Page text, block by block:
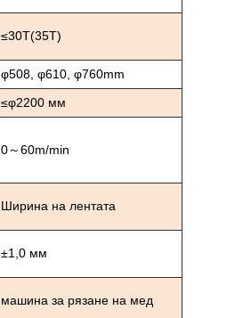
≤30T(35T)
φ508, φ610, φ760mm
≤φ2200 мм
0～60m/min
Ширина на лентата
±1,0 мм
машина за рязане на мед